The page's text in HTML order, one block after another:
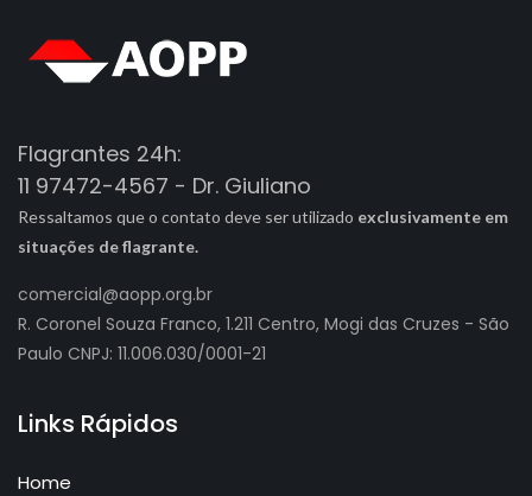
Flagrantes 24h:
11 97472-4567 - Dr. Giuliano
Ressaltamos que o contato deve ser utilizado exclusivamente em
situações de flagrante.
comercial@aopp.org.br
R. Coronel Souza Franco, 1.211 Centro, Mogi das Cruzes - São
Paulo CNPJ: 11.006.030/0001-21
Links Rápidos
Home